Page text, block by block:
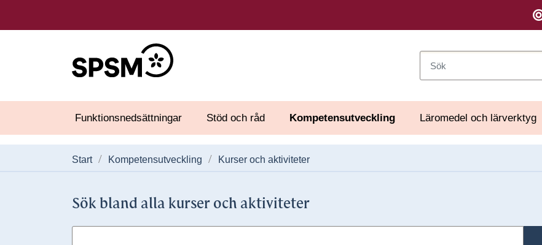
Funktionsnedsättningar Stöd och råd Kompetensutveckling Läromedel och lärverktyg
Start Kompetensutveckling Kurser och aktiviteter
Sök bland alla kurser och aktiviteter